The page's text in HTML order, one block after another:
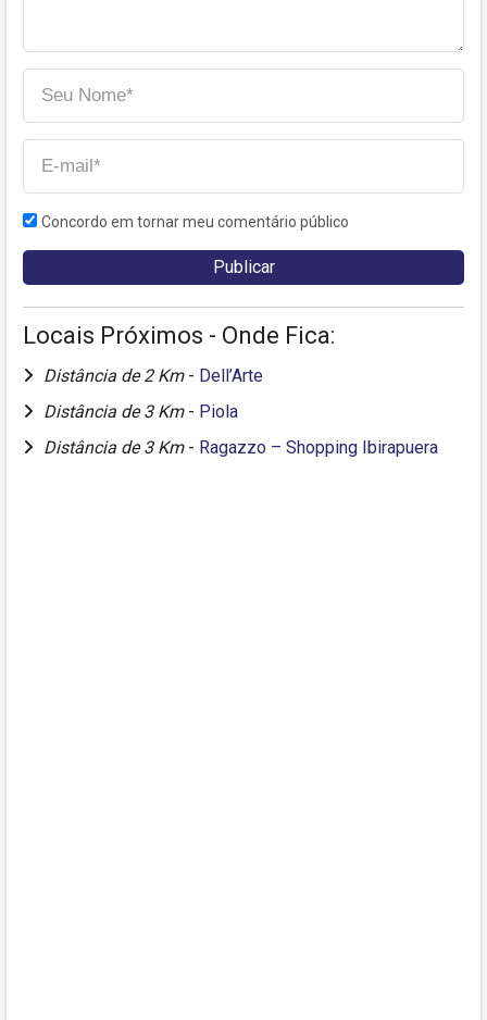
Concordo em tornar meu comentário público
Locais Próximos - Onde Fica:
Distância de 2 Km - Dell’Arte
Distância de 3 Km - Piola
Distância de 3 Km - Ragazzo – Shopping Ibirapuera